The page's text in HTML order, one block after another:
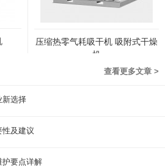
压缩热零气耗吸干机 吸附式干燥
机
查看更多文章 >
新选择
性及建议
护要点详解